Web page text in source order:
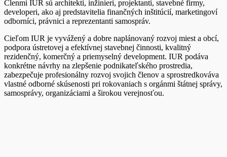
Členmi IUR sú architekti, inžinieri, projektanti, stavebné firmy,
developeri, ako aj predstavitelia finančných inštitúcií, marketingoví
odborníci, právnici a reprezentanti samospráv.
Cieľom IUR je vyvážený a dobre naplánovaný rozvoj miest a obcí,
podpora ústretovej a efektívnej stavebnej činnosti, kvalitný
rezidenčný, komerčný a priemyselný development. IUR podáva
konkrétne návrhy na zlepšenie podnikateľského prostredia,
zabezpečuje profesionálny rozvoj svojich členov a sprostredkováva
vlastné odborné skúsenosti pri rokovaniach s orgánmi štátnej správy,
samosprávy, organizáciami a širokou verejnosťou.